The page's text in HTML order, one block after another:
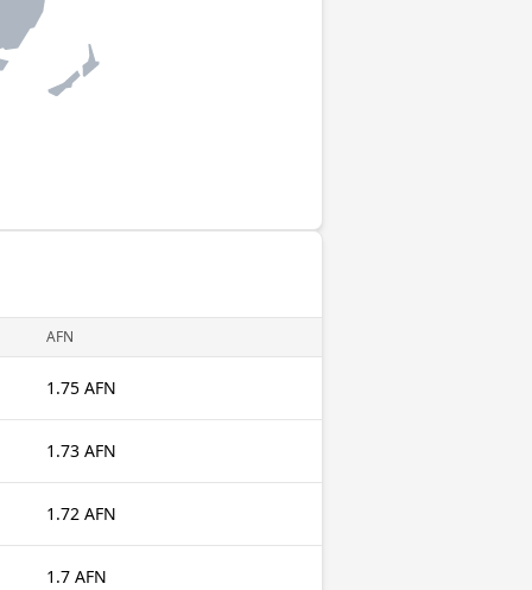
AFN
1.75 AFN
1.73 AFN
1.72 AFN
1.7 AFN